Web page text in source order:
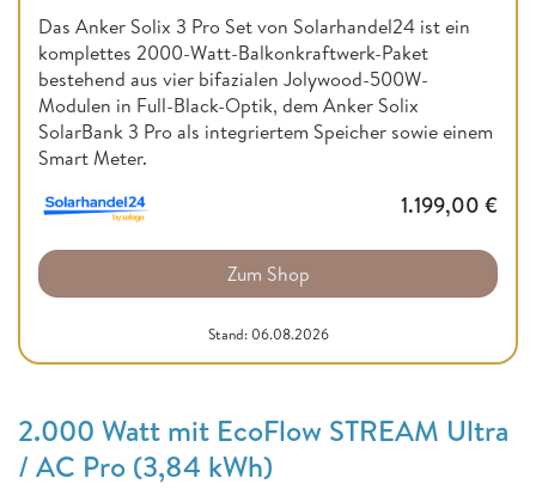
Das Anker Solix 3 Pro Set von Solarhandel24 ist ein
komplettes 2000-Watt-Balkonkraftwerk-Paket
bestehend aus vier bifazialen Jolywood-500W-
Modulen in Full-Black-Optik, dem Anker Solix
SolarBank 3 Pro als integriertem Speicher sowie einem
Smart Meter.
1.199,00 €
Zum Shop
Stand: 06.08.2026
2.000 Watt mit EcoFlow STREAM Ultra
/ AC Pro (3,84 kWh)